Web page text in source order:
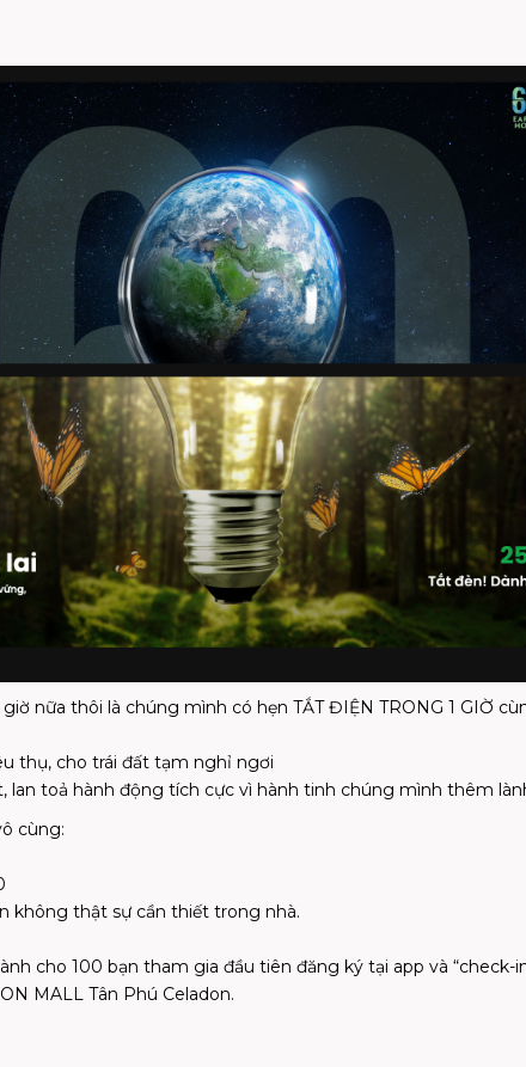
nữa thôi là chúng mình có hẹn TẮT ĐIỆN TRONG 1 GIỜ
thụ, cho trái đất tạm nghỉ ngơi​
lan toả hành động tích cực vì hành tinh chúng mình thêm
cùng:​
không thật sự cần thiết trong nhà.​
cho 100 bạn tham gia đầu tiên đăng ký tại app và “check-
MALL Tân Phú Celadon.​